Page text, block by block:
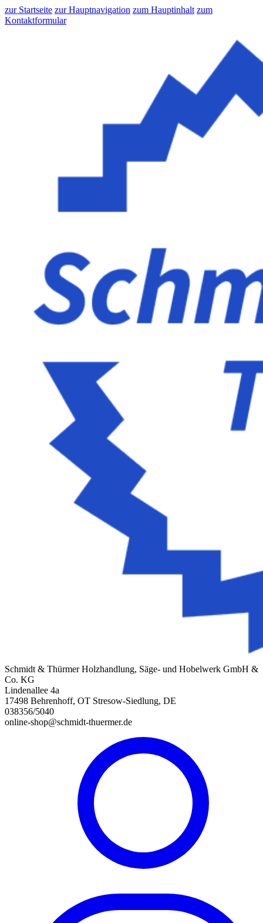
zur Startseite zur Hauptnavigation zum Hauptinhalt zum
Kontaktformular
Schmidt & Thürmer Holzhandlung, Säge- und Hobelwerk GmbH &
Co. KG
Lindenallee 4a
17498 Behrenhoff, OT Stresow-Siedlung, DE
038356/5040
online-shop@schmidt-thuermer.de